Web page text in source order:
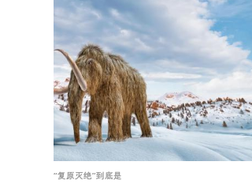
“复原灭绝”到底是